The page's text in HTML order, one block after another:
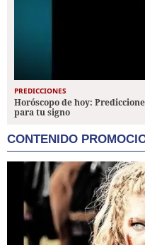
PREDICCIONES
Horóscopo de hoy:
para tu signo
CONTENIDO